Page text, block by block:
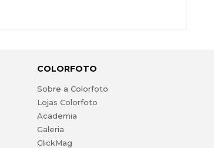
COLORFOTO
Sobre a Colorfoto
Lojas Colorfoto
Academia
Galeria
ClickMag